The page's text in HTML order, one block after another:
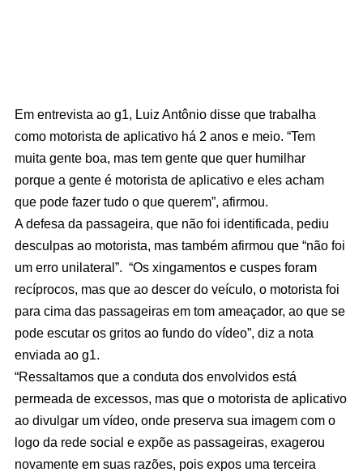
Em entrevista ao g1, Luiz Antônio disse que trabalha
como motorista de aplicativo há 2 anos e meio. “Tem
muita gente boa, mas tem gente que quer humilhar
porque a gente é motorista de aplicativo e eles acham
que pode fazer tudo o que querem”, afirmou.
A defesa da passageira, que não foi identificada, pediu
desculpas ao motorista, mas também afirmou que “não foi
um erro unilateral”. “Os xingamentos e cuspes foram
recíprocos, mas que ao descer do veículo, o motorista foi
para cima das passageiras em tom ameaçador, ao que se
pode escutar os gritos ao fundo do vídeo”, diz a nota
enviada ao g1.
“Ressaltamos que a conduta dos envolvidos está
permeada de excessos, mas que o motorista de aplicativo
ao divulgar um vídeo, onde preserva sua imagem com o
logo da rede social e expõe as passageiras, exagerou
novamente em suas razões, pois expos uma terceira